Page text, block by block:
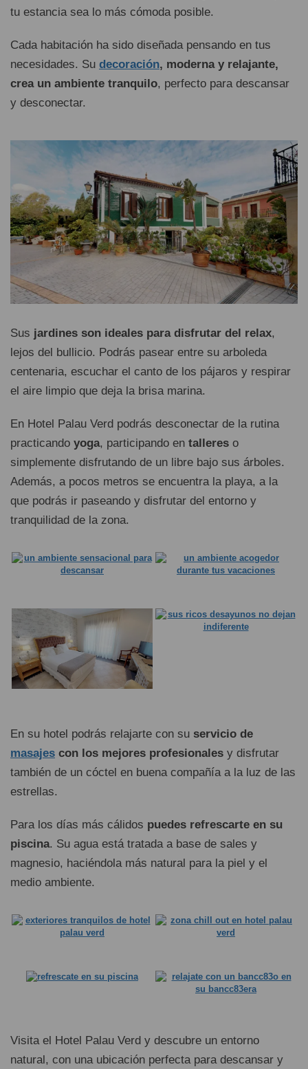
tu estancia sea lo más cómoda posible.
Cada habitación ha sido diseñada pensando en tus
necesidades. Su decoración, moderna y relajante,
crea un ambiente tranquilo, perfecto para descansar
y desconectar.
Sus jardines son ideales para disfrutar del relax,
lejos del bullicio. Podrás pasear entre su arboleda
centenaria, escuchar el canto de los pájaros y respirar
el aire limpio que deja la brisa marina.
En Hotel Palau Verd podrás desconectar de la rutina
practicando yoga, participando en talleres o
simplemente disfrutando de un libre bajo sus árboles.
Además, a pocos metros se encuentra la playa, a la
que podrás ir paseando y disfrutar del entorno y
tranquilidad de la zona.
En su hotel podrás relajarte con su servicio de
masajes con los mejores profesionales y disfrutar
también de un cóctel en buena compañía a la luz de las
estrellas.
Para los días más cálidos puedes refrescarte en su
piscina. Su agua está tratada a base de sales y
magnesio, haciéndola más natural para la piel y el
medio ambiente.
Visita el Hotel Palau Verd y descubre un entorno
natural, con una ubicación perfecta para descansar y